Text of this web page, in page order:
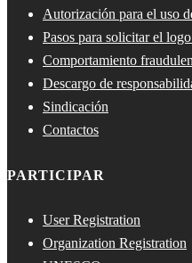
Autorización para el uso
Pasos para solicitar el
Comportamiento
Descargo de
Sindicación
Contactos
PARTICIPAR
User Registration
Organization Registration